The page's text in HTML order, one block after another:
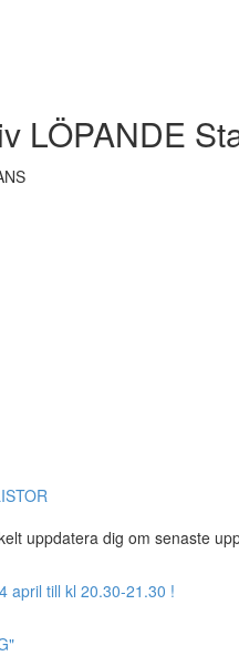
LÖPANDE
uppdatera dig om senaste
april till kl 20.30-21.30 !